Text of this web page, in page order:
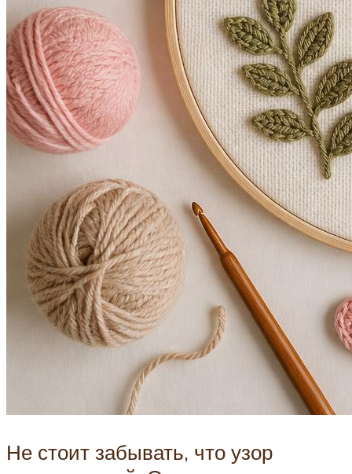
Не стоит забывать, что узор